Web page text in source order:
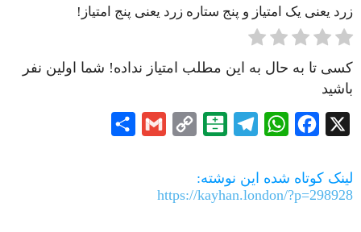
زرد یعنی یک امتیاز و پنج ستاره زرد یعنی پنج امتیاز!
کسی تا به حال به این مطلب امتیاز نداده! شما اولین نفر
باشید
X
Facebook
WhatsApp
Telegram
Balatarin
Copy
Gmail
لینک کوتاه شده این نوشته:
https://kayhan.london/?p=298928